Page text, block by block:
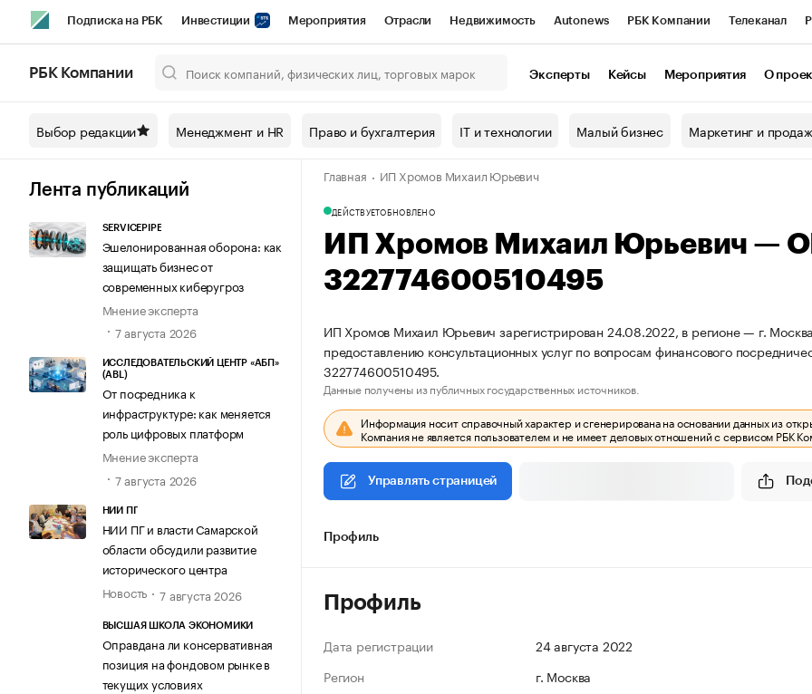
Подписка на РБК Инвестиции Мероприятия Отрасли Недвижимость Autonews РБК Компании Телеканал
Спецпроекты СПб Конференции СПб Спецпроекты Проверка контрагентов
Технологии и медиа Рынок наличной валюты
РБК Компании Эксперты Кейсы Мероприятия О
Выбор редакции Менеджмент и HR Право и бухгалтерия IT и технологии Малый бизнес Маркетинг и
Лента публикаций
SERVICEPIPE
Эшелонированная оборона: как
защищать бизнес от
современных киберугроз
Мнение эксперта
7 августа 2026
ИССЛЕДОВАТЕЛЬСКИЙ ЦЕНТР «АБП»
(ABL)
От посредника к
инфраструктуре: как меняется
роль цифровых платформ
Мнение эксперта
7 августа 2026
НИИ ПГ
НИИ ПГ и власти Самарской
области обсудили развитие
исторического центра
Новость
7 августа 2026
ВЫСШАЯ ШКОЛА ЭКОНОМИКИ
Оправдана ли консервативная
позиция на фондовом рынке в
текущих условиях
Главная ИП Хромов Михаил Юрьевич
ДЕЙСТВУЕТОБНОВЛЕНО
ИП Хромов Михаил Юрьевич —
322774600510495
ИП Хромов Михаил Юрьевич зарегистрирован 24.08.2022, в регионе — г.
предоставлению консультационных услуг по вопросам финансового
322774600510495.
Данные получены из публичных государственных источников.
Информация носит справочный характер и сгенерирована на основании данных из
Компания не является пользователем и не имеет деловых отношений с сервисом РБК
Управлять страницей
Профиль
Профиль
Дата регистрации
24 августа 2022
Регион
г. Москва